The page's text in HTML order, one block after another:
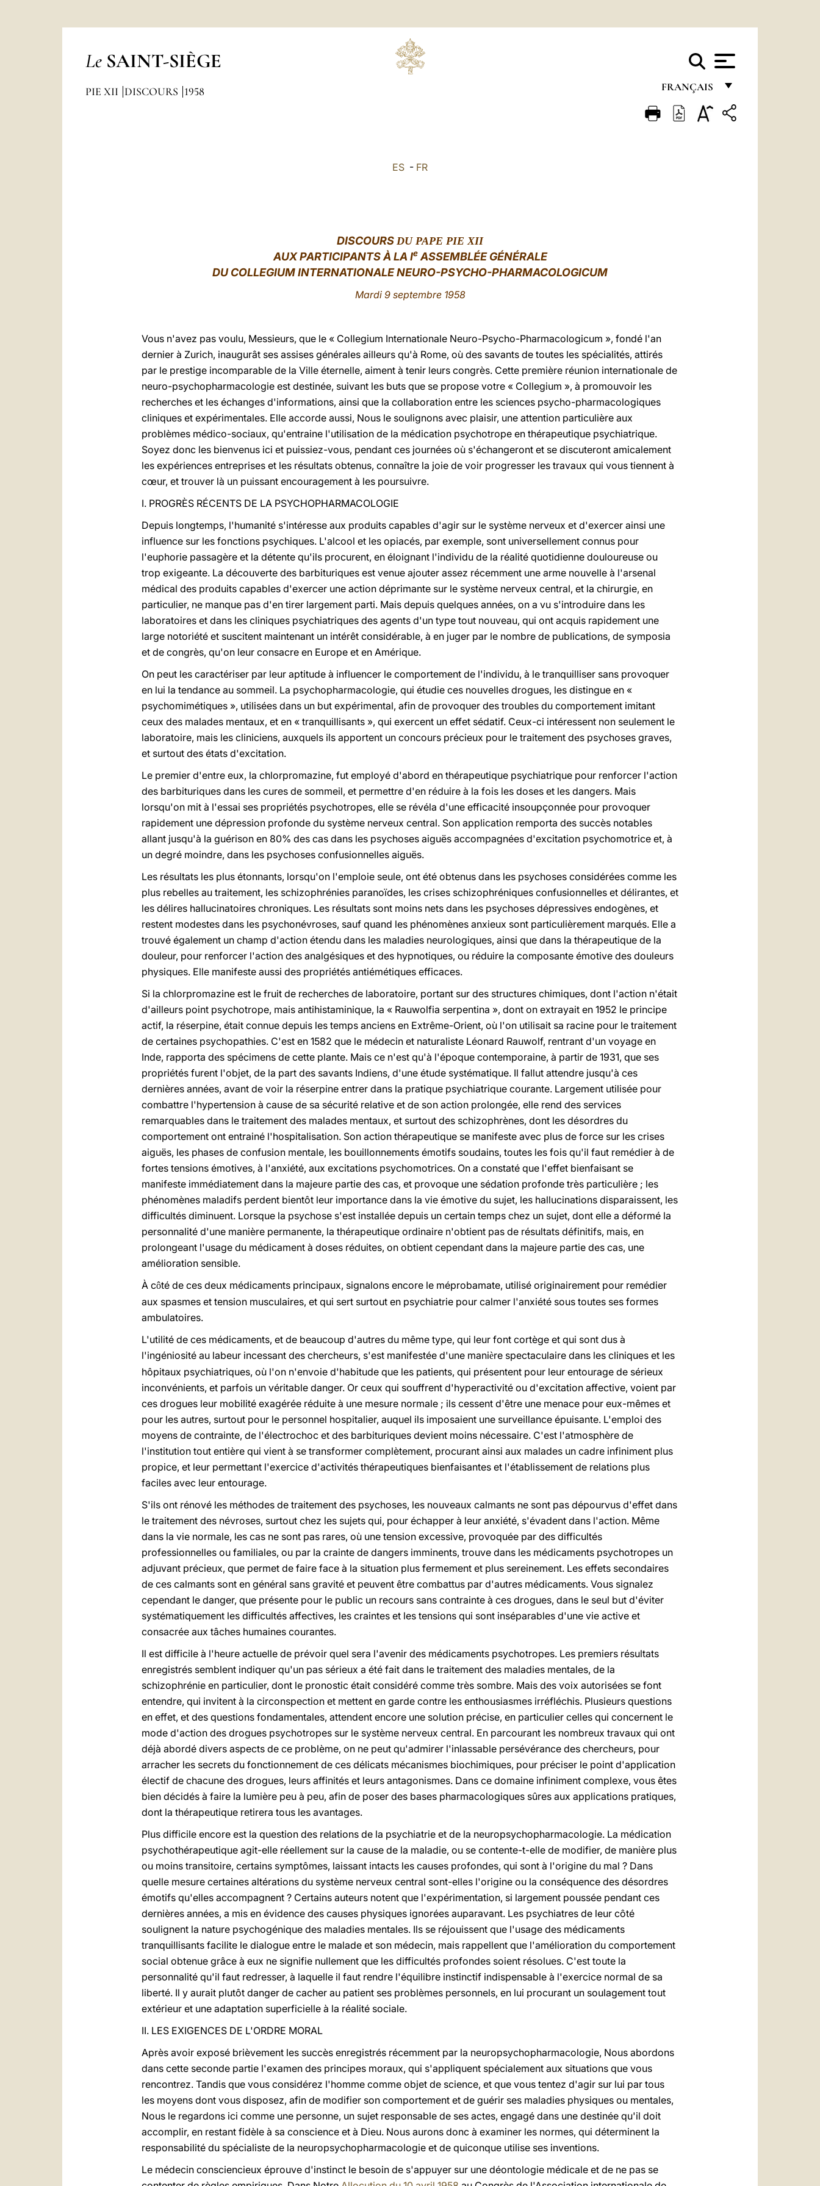
Le SAINT-SIÈGE
FRANÇAIS
FRANÇAIS
PIE XII DISCOURS 1958
ES - FR
DISCOURS DU PAPE PIE XII
AUX PARTICIPANTS À LA IeASSEMBLÉE GÉNÉRALE
DU COLLEGIUM INTERNATIONALE NEURO-PSYCHO-PHARMACOLOGICUM
Mardi 9 septembre 1958
Vous n'avez pas voulu, Messieurs, que le « Collegium Internationale Neuro-Psycho-Pharmacologicum », fondé l'an
dernier à Zurich, inaugurât ses assises générales ailleurs qu'à Rome, où des savants de toutes les spécialités, attirés
par le prestige incomparable de la Ville éternelle, aiment à tenir leurs congrès. Cette première réunion internationale de
neuro-psychopharmacologie est destinée, suivant les buts que se propose votre « Collegium », à promouvoir les
recherches et les échanges d'informations, ainsi que la collaboration entre les sciences psycho-pharmacologiques
cliniques et expérimentales. Elle accorde aussi, Nous le soulignons avec plaisir, une attention particulière aux
problèmes médico-sociaux, qu'entraine l'utilisation de la médication psychotrope en thérapeutique psychiatrique.
Soyez donc les bienvenus ici et puissiez-vous, pendant ces journées où s'échangeront et se discuteront amicalement
les expériences entreprises et les résultats obtenus, connaître la joie de voir progresser les travaux qui vous tiennent à
cœur, et trouver là un puissant encouragement à les poursuivre.
I. PROGRÈS RÉCENTS DE LA PSYCHOPHARMACOLOGIE
Depuis longtemps, l'humanité s'intéresse aux produits capables d'agir sur le système nerveux et d'exercer ainsi une
influence sur les fonctions psychiques. L'alcool et les opiacés, par exemple, sont universellement connus pour
l'euphorie passagère et la détente qu'ils procurent, en éloignant l'individu de la réalité quotidienne douloureuse ou
trop exigeante. La découverte des barbituriques est venue ajouter assez récemment une arme nouvelle à l'arsenal
médical des produits capables d'exercer une action déprimante sur le système nerveux central, et la chirurgie, en
particulier, ne manque pas d'en tirer largement parti. Mais depuis quelques années, on a vu s'introduire dans les
laboratoires et dans les cliniques psychiatriques des agents d'un type tout nouveau, qui ont acquis rapidement une
large notoriété et suscitent maintenant un intérêt considérable, à en juger par le nombre de publications, de symposia
et de congrès, qu'on leur consacre en Europe et en Amérique.
On peut les caractériser par leur aptitude à influencer le comportement de l'individu, à le tranquilliser sans provoquer
en lui la tendance au sommeil. La psychopharmacologie, qui étudie ces nouvelles drogues, les distingue en «
psychomimétiques », utilisées dans un but expérimental, afin de provoquer des troubles du comportement imitant
ceux des malades mentaux, et en « tranquillisants », qui exercent un effet sédatif. Ceux-ci intéressent non seulement le
laboratoire, mais les cliniciens, auxquels ils apportent un concours précieux pour le traitement des psychoses graves,
et surtout des états d'excitation.
Le premier d'entre eux, la chlorpromazine, fut employé d'abord en thérapeutique psychiatrique pour renforcer l'action
des barbituriques dans les cures de sommeil, et permettre d'en réduire à la fois les doses et les dangers. Mais
lorsqu'on mit à l'essai ses propriétés psychotropes, elle se révéla d'une efficacité insoupçonnée pour provoquer
rapidement une dépression profonde du système nerveux central. Son application remporta des succès notables
allant jusqu'à la guérison en 80% des cas dans les psychoses aiguës accompagnées d'excitation psychomotrice et, à
un degré moindre, dans les psychoses confusionnelles aiguës.
Les résultats les plus étonnants, lorsqu'on l'emploie seule, ont été obtenus dans les psychoses considérées comme les
plus rebelles au traitement, les schizophrénies paranoïdes, les crises schizophréniques confusionnelles et délirantes, et
les délires hallucinatoires chroniques. Les résultats sont moins nets dans les psychoses dépressives endogènes, et
restent modestes dans les psychonévroses, sauf quand les phénomènes anxieux sont particulièrement marqués. Elle a
trouvé également un champ d'action étendu dans les maladies neurologiques, ainsi que dans la thérapeutique de la
douleur, pour renforcer l'action des analgésiques et des hypnotiques, ou réduire la composante émotive des douleurs
physiques. Elle manifeste aussi des propriétés antiémétiques efficaces.
Si la chlorpromazine est le fruit de recherches de laboratoire, portant sur des structures chimiques, dont l'action n'était
d'ailleurs point psychotrope, mais antihistaminique, la « Rauwolfia serpentina », dont on extrayait en 1952 le principe
actif, la réserpine, était connue depuis les temps anciens en Extrême-Orient, où l'on utilisait sa racine pour le traitement
de certaines psychopathies. C'est en 1582 que le médecin et naturaliste Léonard Rauwolf, rentrant d'un voyage en
Inde, rapporta des spécimens de cette plante. Mais ce n'est qu'à l'époque contemporaine, à partir de 1931, que ses
propriétés furent l'objet, de la part des savants Indiens, d'une étude systématique. Il fallut attendre jusqu'à ces
dernières années, avant de voir la réserpine entrer dans la pratique psychiatrique courante. Largement utilisée pour
combattre l'hypertension à cause de sa sécurité relative et de son action prolongée, elle rend des services
remarquables dans le traitement des malades mentaux, et surtout des schizophrènes, dont les désordres du
comportement ont entrainé l'hospitalisation. Son action thérapeutique se manifeste avec plus de force sur les crises
aiguës, les phases de confusion mentale, les bouillonnements émotifs soudains, toutes les fois qu'il faut remédier à de
fortes tensions émotives, à l'anxiété, aux excitations psychomotrices. On a constaté que l'effet bienfaisant se
manifeste immédiatement dans la majeure partie des cas, et provoque une sédation profonde très particulière ; les
phénomènes maladifs perdent bientôt leur importance dans la vie émotive du sujet, les hallucinations disparaissent, les
difficultés diminuent. Lorsque la psychose s'est installée depuis un certain temps chez un sujet, dont elle a déformé la
personnalité d'une manière permanente, la thérapeutique ordinaire n'obtient pas de résultats définitifs, mais, en
prolongeant l'usage du médicament à doses réduites, on obtient cependant dans la majeure partie des cas, une
amélioration sensible.
À côté de ces deux médicaments principaux, signalons encore le méprobamate, utilisé originairement pour remédier
aux spasmes et tension musculaires, et qui sert surtout en psychiatrie pour calmer l'anxiété sous toutes ses formes
ambulatoires.
L'utilité de ces médicaments, et de beaucoup d'autres du même type, qui leur font cortège et qui sont dus à
l'ingéniosité au labeur incessant des chercheurs, s'est manifestée d'une manière spectaculaire dans les cliniques et les
hôpitaux psychiatriques, où l'on n'envoie d'habitude que les patients, qui présentent pour leur entourage de sérieux
inconvénients, et parfois un véritable danger. Or ceux qui souffrent d'hyperactivité ou d'excitation affective, voient par
ces drogues leur mobilité exagérée réduite à une mesure normale ; ils cessent d'être une menace pour eux-mêmes et
pour les autres, surtout pour le personnel hospitalier, auquel ils imposaient une surveillance épuisante. L'emploi des
moyens de contrainte, de l'électrochoc et des barbituriques devient moins nécessaire. C'est l'atmosphère de
l'institution tout entière qui vient à se transformer complètement, procurant ainsi aux malades un cadre infiniment plus
propice, et leur permettant l'exercice d'activités thérapeutiques bienfaisantes et l'établissement de relations plus
faciles avec leur entourage.
S'ils ont rénové les méthodes de traitement des psychoses, les nouveaux calmants ne sont pas dépourvus d'effet dans
le traitement des névroses, surtout chez les sujets qui, pour échapper à leur anxiété, s'évadent dans l'action. Même
dans la vie normale, les cas ne sont pas rares, où une tension excessive, provoquée par des difficultés
professionnelles ou familiales, ou par la crainte de dangers imminents, trouve dans les médicaments psychotropes un
adjuvant précieux, que permet de faire face à la situation plus fermement et plus sereinement. Les effets secondaires
de ces calmants sont en général sans gravité et peuvent être combattus par d'autres médicaments. Vous signalez
cependant le danger, que présente pour le public un recours sans contrainte à ces drogues, dans le seul but d'éviter
systématiquement les difficultés affectives, les craintes et les tensions qui sont inséparables d'une vie active et
consacrée aux tâches humaines courantes.
Il est difficile à l'heure actuelle de prévoir quel sera l'avenir des médicaments psychotropes. Les premiers résultats
enregistrés semblent indiquer qu'un pas sérieux a été fait dans le traitement des maladies mentales, de la
schizophrénie en particulier, dont le pronostic était considéré comme très sombre. Mais des voix autorisées se font
entendre, qui invitent à la circonspection et mettent en garde contre les enthousiasmes irréfléchis. Plusieurs questions
en effet, et des questions fondamentales, attendent encore une solution précise, en particulier celles qui concernent le
mode d'action des drogues psychotropes sur le système nerveux central. En parcourant les nombreux travaux qui ont
déjà abordé divers aspects de ce problème, on ne peut qu'admirer l'inlassable persévérance des chercheurs, pour
arracher les secrets du fonctionnement de ces délicats mécanismes biochimiques, pour préciser le point d'application
électif de chacune des drogues, leurs affinités et leurs antagonismes. Dans ce domaine infiniment complexe, vous êtes
bien décidés à faire la lumière peu à peu, afin de poser des bases pharmacologiques sûres aux applications pratiques,
dont la thérapeutique retirera tous les avantages.
Plus difficile encore est la question des relations de la psychiatrie et de la neuropsychopharmacologie. La médication
psychothérapeutique agit-elle réellement sur la cause de la maladie, ou se contente-t-elle de modifier, de manière plus
ou moins transitoire, certains symptômes, laissant intacts les causes profondes, qui sont à l'origine du mal ? Dans
quelle mesure certaines altérations du système nerveux central sont-elles l'origine ou la conséquence des désordres
émotifs qu'elles accompagnent ? Certains auteurs notent que l'expérimentation, si largement poussée pendant ces
dernières années, a mis en évidence des causes physiques ignorées auparavant. Les psychiatres de leur côté
soulignent la nature psychogénique des maladies mentales. Ils se réjouissent que l'usage des médicaments
tranquillisants facilite le dialogue entre le malade et son médecin, mais rappellent que l'amélioration du comportement
social obtenue grâce à eux ne signifie nullement que les difficultés profondes soient résolues. C'est toute la
personnalité qu'il faut redresser, à laquelle il faut rendre l'équilibre instinctif indispensable à l'exercice normal de sa
liberté. Il y aurait plutôt danger de cacher au patient ses problèmes personnels, en lui procurant un soulagement tout
extérieur et une adaptation superficielle à la réalité sociale.
II. LES EXIGENCES DE L'ORDRE MORAL
Après avoir exposé brièvement les succès enregistrés récemment par la neuropsychopharmacologie, Nous abordons
dans cette seconde partie l'examen des principes moraux, qui s'appliquent spécialement aux situations que vous
rencontrez. Tandis que vous considérez l'homme comme objet de science, et que vous tentez d'agir sur lui par tous
les moyens dont vous disposez, afin de modifier son comportement et de guérir ses maladies physiques ou mentales,
Nous le regardons ici comme une personne, un sujet responsable de ses actes, engagé dans une destinée qu'il doit
accomplir, en restant fidèle à sa conscience et à Dieu. Nous aurons donc à examiner les normes, qui déterminent la
responsabilité du spécialiste de la neuropsychopharmacologie et de quiconque utilise ses inventions.
Le médecin consciencieux éprouve d'instinct le besoin de s'appuyer sur une déontologie médicale et de ne pas se